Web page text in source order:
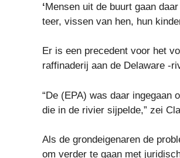
‘Mensen uit de buurt gaan
teer, vissen van hen, hun
Er is een precedent voor het
raffinaderij aan de Delaware -
“De (EPA) was daar ingegaan
die in de rivier sijpelde,” zei
Als de grondeigenaren de
om verder te gaan met